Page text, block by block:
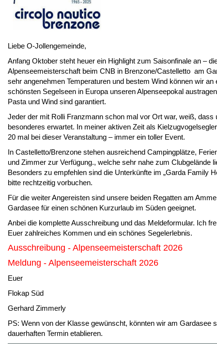
Liebe O-Jollengemeinde,
Anfang Oktober steht heuer ein Highlight zum Saisonfinale an –
Alpenseemeisterschaft beim CNB in Brenzone/Castelletto am
sehr angenehmen Temperaturen und bestem Wind können wir an
schönsten Segelseen in Europa unseren Alpenseepokal
Pasta und Wind sind garantiert.
Jeder der mit Rolli Franzmann schon mal vor Ort war, weiß, dass
besonderes erwartet. In meiner aktiven Zeit als
20 mal bei dieser Veranstaltung – immer ein toller Event.
In Castelletto/Brenzone stehen ausreichend Campingplätze,
und Zimmer zur Verfügung., welche sehr nahe zum Clubgelände
Besonders zu empfehlen sind die Unterkünfte im „Garda Family
bitte rechtzeitig vorbuchen.
Für die weiter Angereisten sind unsere beiden Regatten am
Gardasee für einen schönen Kurzurlaub im Süden geeignet.
Anbei die komplette Ausschreibung und das Meldeformular. Ich
Euer zahlreiches Kommen und ein schönes Segelerlebnis.
Ausschreibung - Alpenseemeisterschaft 2026
Meldung - Alpenseemeisterschaft 2026
Euer
Flokap Süd
Gerhard Zimmerly
PS: Wenn von der Klasse gewünscht, könnten wir am Gardasee
dauerhaften Termin etablieren.